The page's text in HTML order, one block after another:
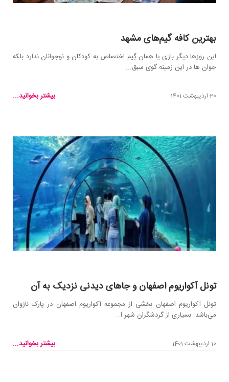
بهترین کافه گیم‌های مشهد
این روزها دیگر بازی یا همان گِیم اختصاص به کودکان و نوجوانان ندارد بلکه
جوان ها در این زمینه گوی سبق...
20 اردیبهشت 1401 بیشتر بخوانید...
تونل آکواریوم اصفهان و جاهای دیدنی نزدیک به آن
تونل آکواریوم اصفهان بخشی از مجموعه آکواریوم اصفهان در پارک ناژوان
می‌باشد. بسیاری از گردشگران شهر ا...
10 اردیبهشت 1401 بیشتر بخوانید...